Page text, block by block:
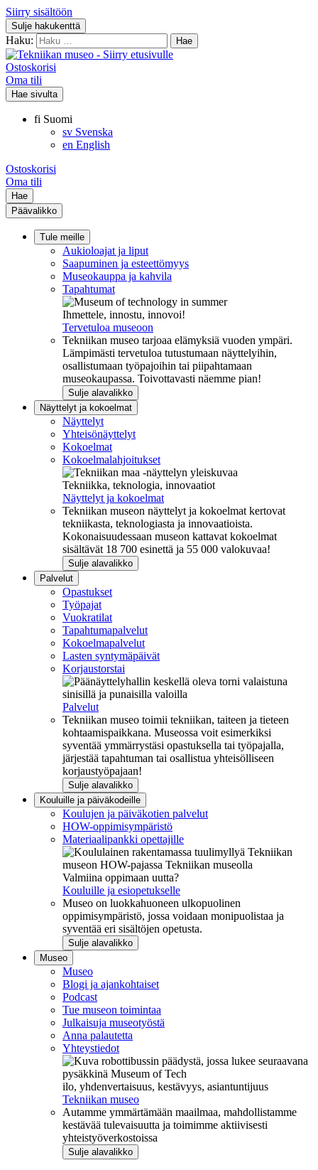
Siirry sisältöön
Sulje hakukenttä
Haku:
Ostoskorisi
Oma tili
Hae sivulta
fi Suomi
sv Svenska
en English
Ostoskorisi
Oma tili
Hae
Päävalikko
Tule meille
Aukioloajat ja liput
Saapuminen ja esteettömyys
Museokauppa ja kahvila
Tapahtumat
Ihmettele, innostu, innovoi!
Tervetuloa museoon
Tekniikan museo tarjoaa elämyksiä vuoden ympäri.
Lämpimästi tervetuloa tutustumaan näyttelyihin,
osallistumaan työpajoihin tai piipahtamaan
museokaupassa. Toivottavasti näemme pian!
Sulje alavalikko
Näyttelyt ja kokoelmat
Näyttelyt
Yhteisönäyttelyt
Kokoelmat
Kokoelmalahjoitukset
Tekniikka, teknologia, innovaatiot
Näyttelyt ja kokoelmat
Tekniikan museon näyttelyt ja kokoelmat kertovat
tekniikasta, teknologiasta ja innovaatioista.
Kokonaisuudessaan museon kattavat kokoelmat
sisältävät 18 700 esinettä ja 55 000 valokuvaa!
Sulje alavalikko
Palvelut
Opastukset
Työpajat
Vuokratilat
Tapahtumapalvelut
Kokoelmapalvelut
Lasten syntymäpäivät
Korjaustorstai
Palvelut
Tekniikan museo toimii tekniikan, taiteen ja tieteen
kohtaamispaikkana. Museossa voit esimerkiksi
syventää ymmärrystäsi opastuksella tai työpajalla,
järjestää tapahtuman tai osallistua yhteisölliseen
korjaustyöpajaan!
Sulje alavalikko
Kouluille ja päiväkodeille
Koulujen ja päiväkotien palvelut
HOW-oppimisympäristö
Materiaalipankki opettajille
Valmiina oppimaan uutta?
Kouluille ja esiopetukselle
Museo on luokkahuoneen ulkopuolinen
oppimisympäristö, jossa voidaan monipuolistaa ja
syventää eri sisältöjen opetusta.
Sulje alavalikko
Museo
Museo
Blogi ja ajankohtaiset
Podcast
Tue museon toimintaa
Julkaisuja museotyöstä
Anna palautetta
Yhteystiedot
ilo, yhdenvertaisuus, kestävyys, asiantuntijuus
Tekniikan museo
Autamme ymmärtämään maailmaa, mahdollistamme
kestävää tulevaisuutta ja toimimme aktiivisesti
yhteistyöverkostoissa
Sulje alavalikko